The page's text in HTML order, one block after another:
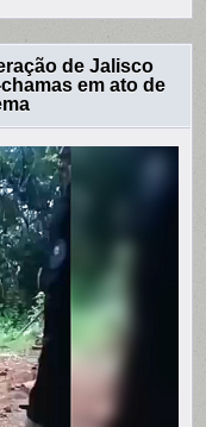
de Jalisco
em ato de